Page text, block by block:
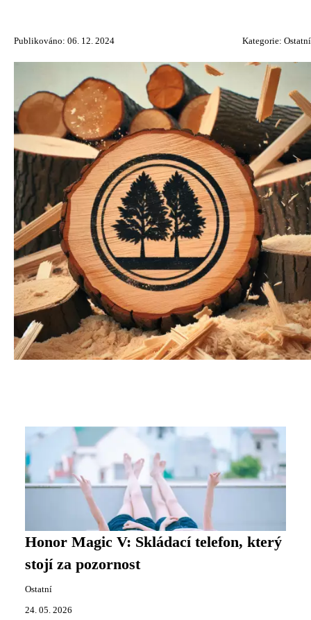
Publikováno: 06. 12. 2024 Kategorie: Ostatní
Honor Magic V: Skládací telefon, který
stojí za pozornost
Ostatní
24. 05. 2026